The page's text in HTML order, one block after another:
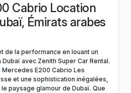
Cabrio Location
Émirats arabes
de la performance en louant un
avec Zenith Super Car Rental.
E200 Cabrio Les
et une sophistication inégalées,
paysage glamour de Dubaï. Que